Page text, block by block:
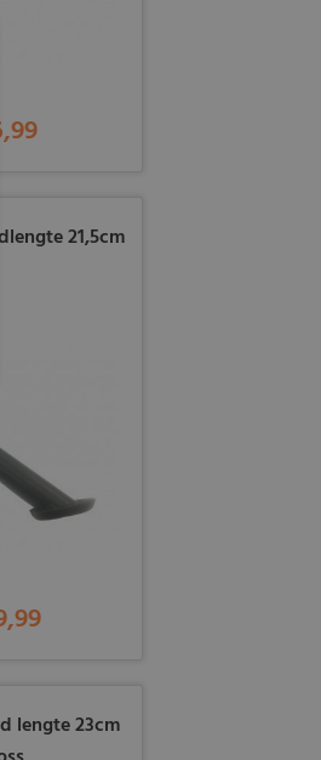
21,5cm
lengte 23cm